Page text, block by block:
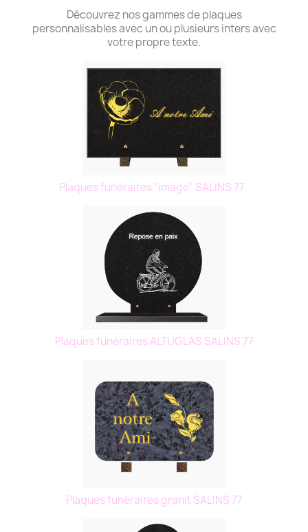
Découvrez nos gammes de plaques
personnalisables avec un ou plusieurs inters avec
votre propre texte.
Plaques funéraires "image" SALINS 77
Plaques funéraires ALTUGLAS SALINS 77
Plaques funéraires granit SALINS 77